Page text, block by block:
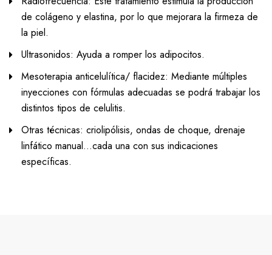
de colágeno y elastina, por lo que mejorara la firmeza de
la piel.
Ultrasonidos: Ayuda a romper los adipocitos.
Mesoterapia anticelulítica/ flacidez: Mediante múltiples
inyecciones con fórmulas adecuadas se podrá trabajar los
distintos tipos de celulitis.
Otras técnicas: criolipólisis, ondas de choque, drenaje
linfático manual…cada una con sus indicaciones
específicas.